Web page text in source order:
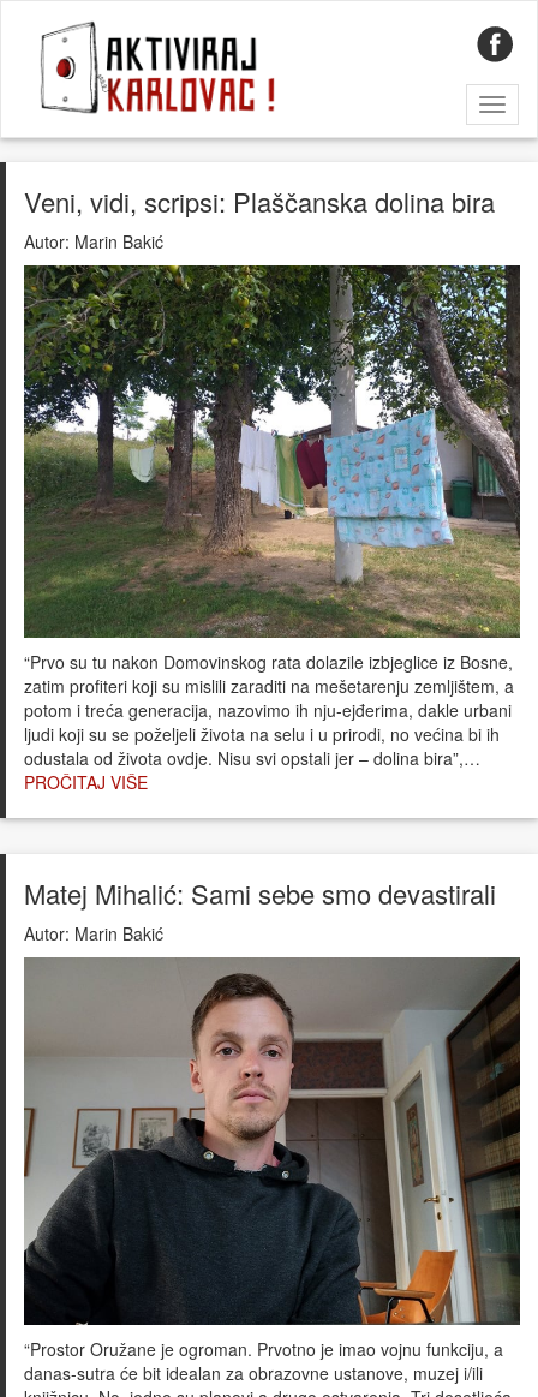
Veni, vidi, scripsi: Plaščanska dolina bira
Autor: Marin Bakić
“Prvo su tu nakon Domovinskog rata dolazile izbjeglice iz Bosne,
zatim profiteri koji su mislili zaraditi na mešetarenju zemljištem, a
potom i treća generacija, nazovimo ih nju-ejđerima, dakle urbani
ljudi koji su se poželjeli života na selu i u prirodi, no većina bi ih
odustala od života ovdje. Nisu svi opstali jer – dolina bira”,…
PROČITAJ VIŠE
Matej Mihalić: Sami sebe smo devastirali
Autor: Marin Bakić
“Prostor Oružane je ogroman. Prvotno je imao vojnu funkciju, a
danas-sutra će bit idealan za obrazovne ustanove, muzej i/ili